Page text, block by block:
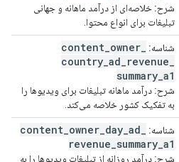
شرح: خلاصه‌ای از درآمد ماهانه و جهانی
تبلیغات برای انواع محتوا.
شناسه: content owner
country ad revenue
summary a1
شرح: درآمد ماهانه تبلیغات برای ویدیوها را
به تفکیک کشور خلاصه می‌کند.
شناسه: content owner day ad
revenue summary a1
شرح: درآمد روزانه از تبلیغات ویدیوها را به